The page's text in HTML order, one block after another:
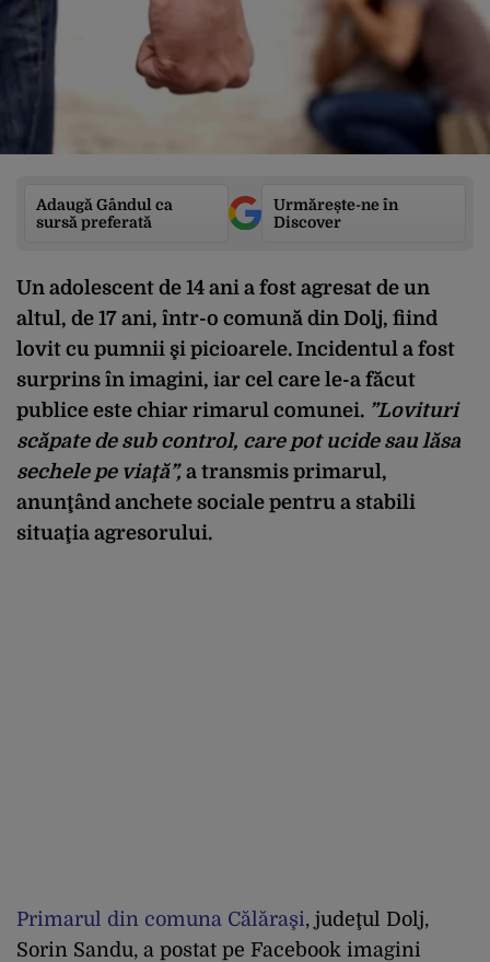
Adaugă Gândul ca
sursă preferată
Urmărește-ne în
Discover
Un adolescent de 14 ani a fost agresat de un
altul, de 17 ani, într-o comună din Dolj, fiind
lovit cu pumnii şi picioarele. Incidentul a fost
surprins în imagini, iar cel care le-a făcut
publice este chiar rimarul comunei. ”Lovituri
scăpate de sub control, care pot ucide sau lăsa
sechele pe viaţă”, a transmis primarul,
anunţând anchete sociale pentru a stabili
situaţia agresorului.
Primarul din comuna Călăraşi, judeţul Dolj,
Sorin Sandu, a postat pe Facebook imagini